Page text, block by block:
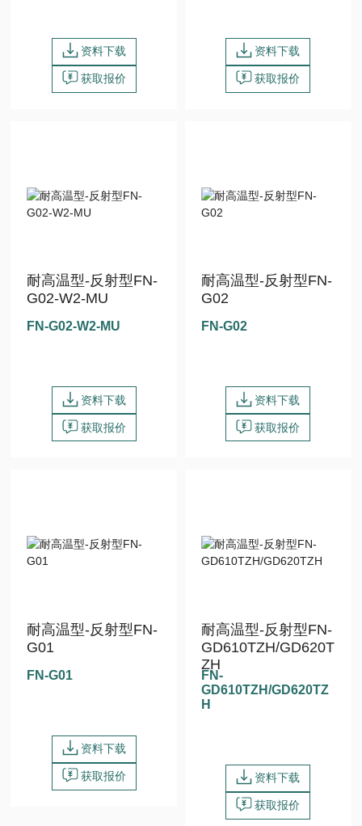
资料下载
获取报价
资料下载
获取报价
耐高温型-反射型FN-
G02-W2-MU
FN-G02-W2-MU
资料下载
获取报价
耐高温型-反射型FN-
G02
FN-G02
资料下载
获取报价
耐高温型-反射型FN-
G01
FN-G01
资料下载
获取报价
耐高温型-反射型FN-
GD610TZH/GD620T
ZH
FN-
GD610TZH/GD620TZ
H
资料下载
获取报价